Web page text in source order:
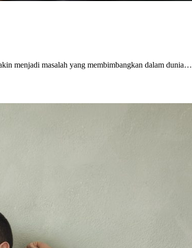
menjadi masalah yang membimbangkan dalam dunia…